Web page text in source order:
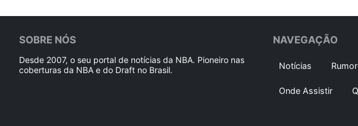
SOBRE NÓS
Desde 2007, o seu portal de notícias da NBA. Pioneiro nas
coberturas da NBA e do Draft no Brasil.
NAVEGAÇÃO
Notícias
Onde Assistir